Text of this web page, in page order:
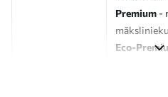
Premium -
Eco-